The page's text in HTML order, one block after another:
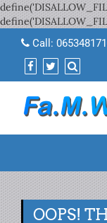
Call:
OOPS!